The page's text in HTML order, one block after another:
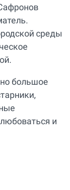
среды
большое
и